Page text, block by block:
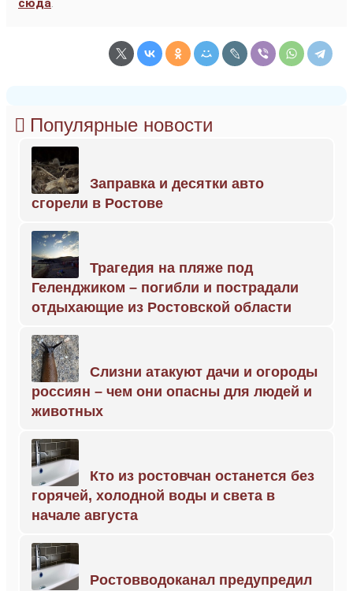
сюда.
Популярные новости
Заправка и десятки авто
сгорели в Ростове
Трагедия на пляже под
Геленджиком – погибли и пострадали
отдыхающие из Ростовской области
Слизни атакуют дачи и огороды
россиян – чем они опасны для людей и
животных
Кто из ростовчан останется без
горячей, холодной воды и света в
начале августа
Ростовводоканал предупредил